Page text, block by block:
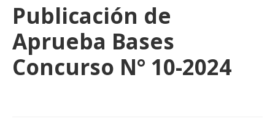
Publicación de
Aprueba Bases
Concurso N° 10-2024